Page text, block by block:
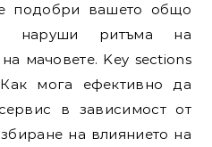
подобри вашето общо
наруши ритъма на
мачовете. Key sections
мога ефективно да
в зависимост от
на влиянието на